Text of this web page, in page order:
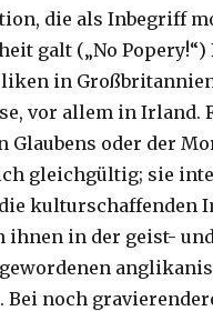
die als Inbegriff
galt („No Popery!“)
in
vor allem in Irland.
Glaubens oder der
gleichgültig; sie
kulturschaffenden
ihnen in der geist- und
Bei noch